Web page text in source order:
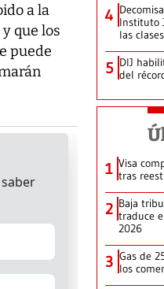
a la
que los
puede
4 Instituto
las clases
5 DIJ
del
1 Visa
tras
2 Baja
traduce
2026
3 Gas de
los